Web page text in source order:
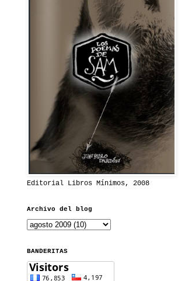
Editorial Libros Mínimos, 2008
Archivo del blog
BANDERITAS